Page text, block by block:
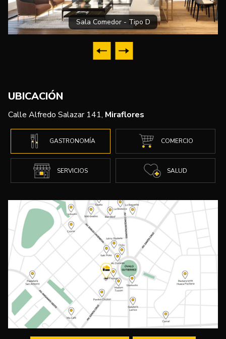
Sala Comedor - Tipo D
UBICACIÓN
Calle Alfredo Salazar 141, Miraflores
GASTRONOMÍA COMERCIO
SERVICIOS SALUD